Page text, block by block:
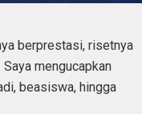
berprestasi, risetnya
mengucapkan
beasiswa, hingga